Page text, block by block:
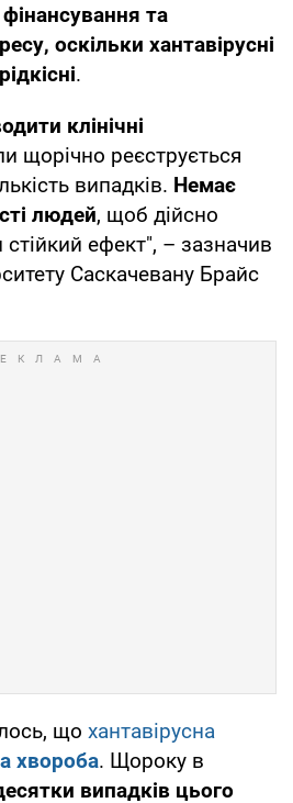
та
оскільки хантавірусні
.
клінічні
щорічно реєструється
випадків. Немає
людей, щоб дійсно
ефект", – зазначив
Саскачевану Брайс
що хантавірусна
хвороба. Щороку в
випадків цього